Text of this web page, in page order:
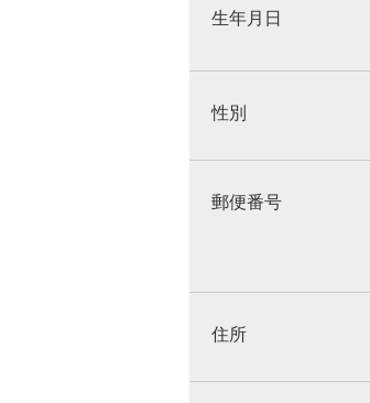
生年月日
性別
郵便番号
住所